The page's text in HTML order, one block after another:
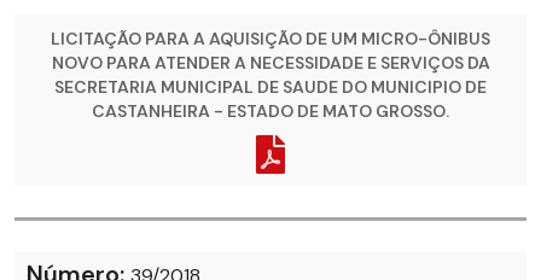
LICITAÇÃO PARA A AQUISIÇÃO DE UM MICRO-ÔNIBUS
NOVO PARA ATENDER A NECESSIDADE E SERVIÇOS DA
SECRETARIA MUNICIPAL DE SAUDE DO MUNICIPIO DE
CASTANHEIRA - ESTADO DE MATO GROSSO.